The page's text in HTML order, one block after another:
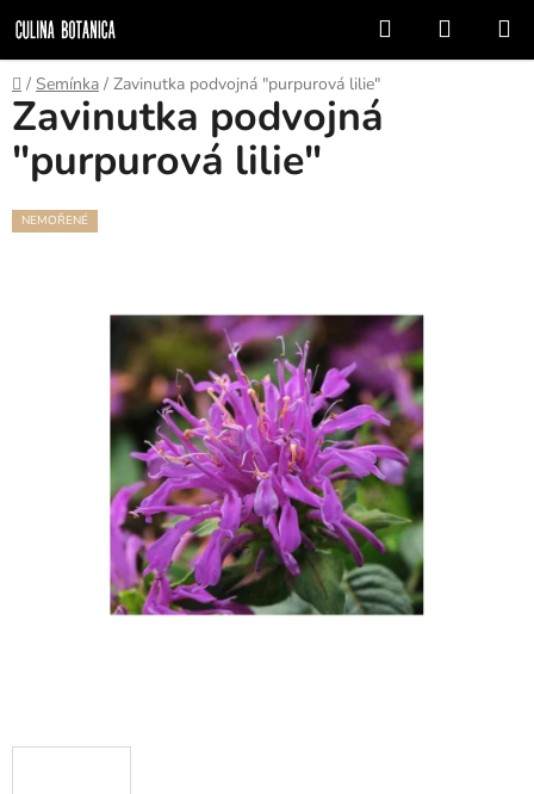
na
obsah
Hľadať
KOŠÍK
Domov
/ Semínka / Zavinutka podvojná "purpurová lilie"
Zavinutka podvojná
"purpurová lilie"
NEMOŘENÉ